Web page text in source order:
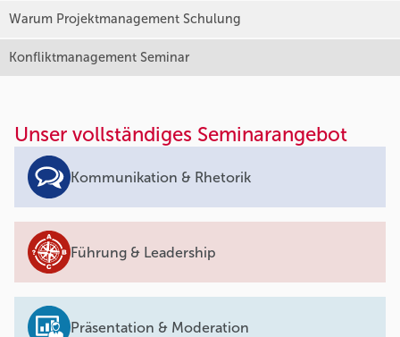
Warum Projektmanagement Schulung
Konfliktmanagement Seminar
Unser vollständiges Seminarangebot
Kommunikation & Rhetorik
Führung & Leadership
Präsentation & Moderation